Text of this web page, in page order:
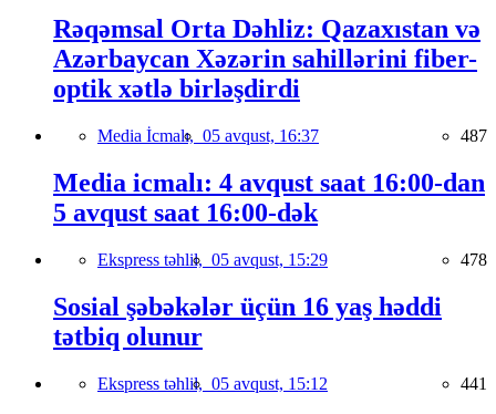
Rəqəmsal Orta Dəhliz: Qazaxıstan və
Azərbaycan Xəzərin sahillərini fiber-
optik xətlə birləşdirdi
Media İcmalı, 05 avqust, 16:37 487
Media icmalı: 4 avqust saat 16:00-dan
5 avqust saat 16:00-dək
Ekspress təhlil, 05 avqust, 15:29 478
Sosial şəbəkələr üçün 16 yaş həddi
tətbiq olunur
Ekspress təhlil, 05 avqust, 15:12 441